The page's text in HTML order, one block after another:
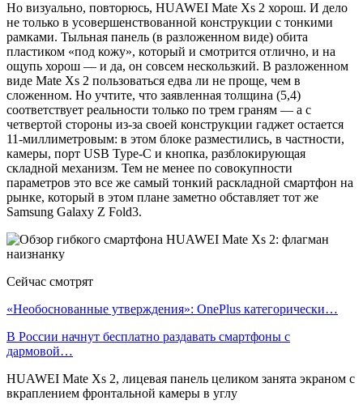
Но визуально, повторюсь, HUAWEI Mate Xs 2 хорош. И дело
не только в усовершенствованной конструкции с тонкими
рамками. Тыльная панель (в разложенном виде) обита
пластиком «под кожу», который и смотрится отлично, и на
ощупь хорош — и да, он совсем нескользкий. В разложенном
виде Mate Xs 2 пользоваться едва ли не проще, чем в
сложенном. Но учтите, что заявленная толщина (5,4)
соответствует реальности только по трем граням — а с
четвертой стороны из-за своей конструкции гаджет остается
11-миллиметровым: в этом блоке разместились, в частности,
камеры, порт USB Type-C и кнопка, разблокирующая
складной механизм. Тем не менее по совокупности
параметров это все же самый тонкий раскладной смартфон на
рынке, который в этом плане заметно обставляет тот же
Samsung Galaxy Z Fold3.
Сейчас смотрят
«Необоснованные утверждения»: OnePlus категорически…
В России начнут бесплатно раздавать смартфоны с
дармовой…
HUAWEI Mate Xs 2, лицевая панель целиком занята экраном с
вкраплением фронтальной камеры в углу